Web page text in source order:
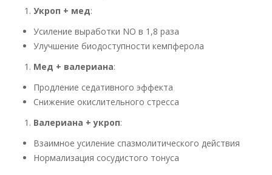
Укроп + мед:
Усиление выработки NO в 1,8 раза
Улучшение биодоступности кемпферола
Мед + валериана:
Продление седативного эффекта
Снижение окислительного стресса
Валериана + укроп:
Взаимное усиление спазмолитического действия
Нормализация сосудистого тонуса